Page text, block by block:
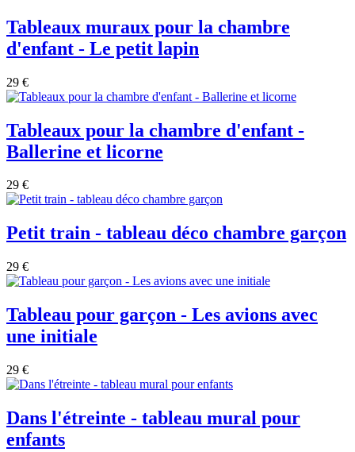
Tableaux muraux pour la chambre
d'enfant - Le petit lapin
29 €
Tableaux pour la chambre d'enfant -
Ballerine et licorne
29 €
Petit train - tableau déco chambre garçon
29 €
Tableau pour garçon - Les avions avec
une initiale
29 €
Dans l'étreinte - tableau mural pour
enfants